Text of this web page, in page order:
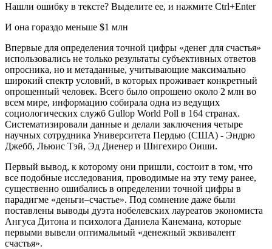
Нашли ошибку в тексте? Выделите ее, и нажмите Ctrl+Enter
И она гораздо меньше $1 млн
Впервые для определения точной цифры «денег для счастья»
использовались не только результаты субъективных ответов
опросника, но и метаданные, учитывающие максимально
широкий спектр условий, в которых проживает конкретный
опрошенный человек. Всего было опрошено около 2 млн во
всем мире, информацию собирала одна из ведущих
социологических служб Gullop World Poll в 164 странах.
Систематизировали данные и делали заключения четыре
научных сотрудника Университета Пердью (США) - Эндрю
Джебб, Льюис Тэй, Эд Диенер и Шигехиро Оиши.
Первый вывод, к которому они пришли, состоит в том, что
все подобные исследования, проводимые на эту тему ранее,
существенно ошибались в определении точной цифры в
парадигме «деньги–счастье». Под сомнение даже были
поставлены выводы дуэта нобелевских лауреатов экономиста
Ангуса Дитона и психолога Даниела Канемана, которые
первыми вывели оптимальный «денежный эквивалент
счастья».